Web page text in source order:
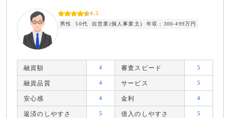
4.5
男性 50代 自営業(個人事業主) 年収：300-499万円
融資額 4 審査スピード 5
融資品質 4 サービス 5
安心感 4 金利 4
返済のしやすさ 5 借入のしやすさ 5